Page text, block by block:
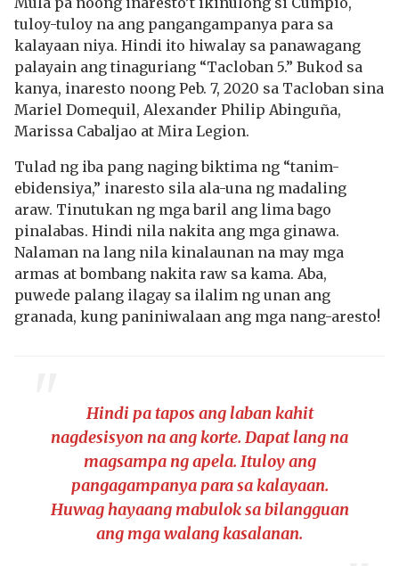
tuloy-tuloy na ang pangangampanya para sa
kalayaan niya. Hindi ito hiwalay sa panawagang
palayain ang tinaguriang “Tacloban 5.” Bukod sa
kanya, inaresto noong Peb. 7, 2020 sa Tacloban sina
Mariel Domequil, Alexander Philip Abinguña,
Marissa Cabaljao at Mira Legion.
Tulad ng iba pang naging biktima ng “tanim-
ebidensiya,” inaresto sila ala-una ng madaling
araw. Tinutukan ng mga baril ang lima bago
pinalabas. Hindi nila nakita ang mga ginawa.
Nalaman na lang nila kinalaunan na may mga
armas at bombang nakita raw sa kama. Aba,
puwede palang ilagay sa ilalim ng unan ang
granada, kung paniniwalaan ang mga nang-aresto!
Hindi pa tapos ang laban kahit
nagdesisyon na ang korte. Dapat lang na
magsampa ng apela. Ituloy ang
pangagampanya para sa kalayaan.
Huwag hayaang mabulok sa bilangguan
ang mga walang kasalanan.